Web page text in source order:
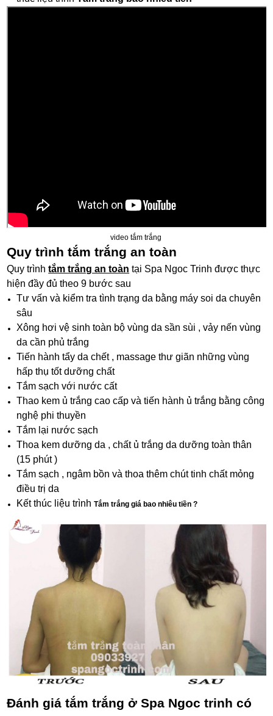
video tắm trắng
Quy trình tắm trắng an toàn
Quy trìnhtắm trắng an toàn tại Spa Ngoc Trinh được thực
hiện đầy đủ theo 9 bước sau
Tư vấn và kiểm tra tình trạng da bằng máy soi da chuyên
sâu
Xông hơi vệ sinh toàn bộ vùng da sần sùi , vảy nến vùng
da cần phủ trắng
Tiến hành tẩy da chết , massage thư giãn những vùng
hấp thụ tốt dưỡng chất
Tắm sạch với nước cất
Thao kem ủ trắng cao cấp và tiến hành ủ trắng bằng công
nghệ phi thuyền
Tắm lại nước sạch
Thoa kem dưỡng da , chất ủ trắng da dưỡng toàn thân
(15 phút )
Tắm sạch , ngâm bồn và thoa thêm chút tinh chất mỏng
điều trị da
Kết thúc liệu trìnhTắm trắng giá bao nhiêu tiền ?
Đánh giá tắm trắng ở Spa Ngoc trinh có